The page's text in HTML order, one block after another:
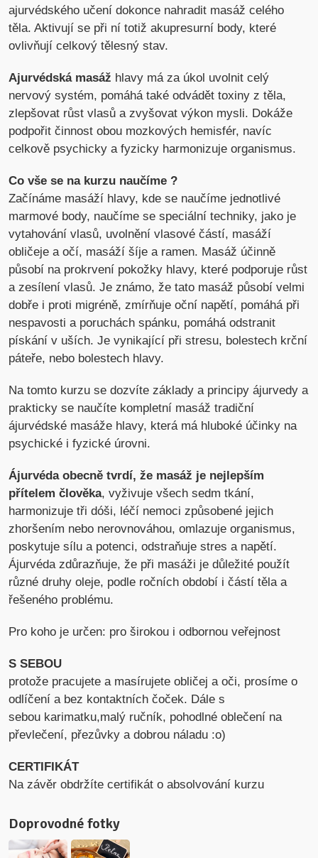
ajurvédského učení dokonce nahradit masáž celého
těla. Aktivují se při ní totiž akupresurní body, které
ovlivňují celkový tělesný stav.
Ajurvédská masáž hlavy má za úkol uvolnit celý
nervový systém, pomáhá také odvádět toxiny z těla,
zlepšovat růst vlasů a zvyšovat výkon mysli. Dokáže
podpořit činnost obou mozkových hemisfér, navíc
celkově psychicky a fyzicky harmonizuje organismus.
Co vše se na kurzu naučíme ?
Začínáme masáží hlavy, kde se naučíme jednotlivé
marmové body, naučíme se speciální techniky, jako je
vytahování vlasů, uvolnění vlasové částí, masáží
obličeje a očí, masáží šíje a ramen. Masáž účinně
působí na prokrvení pokožky hlavy, které podporuje růst
a zesílení vlasů. Je známo, že tato masáž působí velmi
dobře i proti migréně, zmírňuje oční napětí, pomáhá při
nespavosti a poruchách spánku, pomáhá odstranit
pískání v uších. Je vynikající při stresu, bolestech krční
páteře, nebo bolestech hlavy.
Na tomto kurzu se dozvíte základy a principy ájurvedy a
prakticky se naučíte kompletní masáž tradiční
ájurvédské masáže hlavy, která má hluboké účinky na
psychické i fyzické úrovni.
Ájurvéda obecně tvrdí, že masáž je nejlepším
přítelem člověka, vyživuje všech sedm tkání,
harmonizuje tři dóši, léčí nemoci způsobené jejich
zhoršením nebo nerovnováhou, omlazuje organismus,
poskytuje sílu a potenci, odstraňuje stres a napětí.
Ájurvéda zdůrazňuje, že při masáži je důležité použít
různé druhy oleje, podle ročních období i částí těla a
řešeného problému.
Pro koho je určen: pro širokou i odbornou veřejnost
S SEBOU
protože pracujete a masírujete obličej a oči, prosíme o
odlíčení a bez kontaktních čoček. Dále s
sebou karimatku,malý ručník, pohodlné oblečení na
převlečení, přezůvky a dobrou náladu :o)
CERTIFIKÁT
Na závěr obdržíte certifikát o absolvování kurzu
Doprovodné fotky